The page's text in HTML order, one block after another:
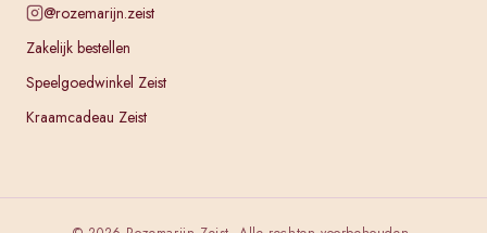
@rozemarijn.zeist
Zakelijk bestellen
Speelgoedwinkel Zeist
Kraamcadeau Zeist